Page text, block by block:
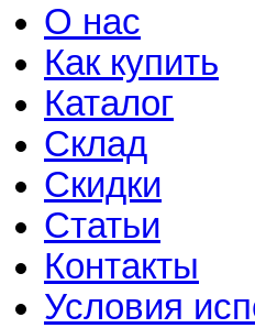
О нас
Как купить
Каталог
Склад
Скидки
Статьи
Контакты
Условия